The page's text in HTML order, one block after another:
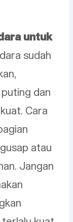
untuk
sudah
dan
Cara
atau
Jangan